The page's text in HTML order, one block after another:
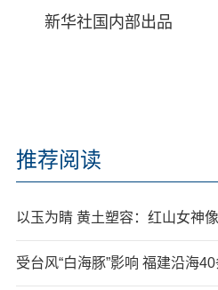
新华社国内部出品
推荐阅读
以玉为睛 黄土塑容：红山女神
受台风“白海豚”影响 福建沿海